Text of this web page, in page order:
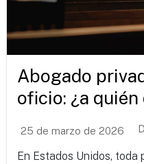
Abogado
oficio: ¿a
25 de marzo de 2026
En Estados Unidos,